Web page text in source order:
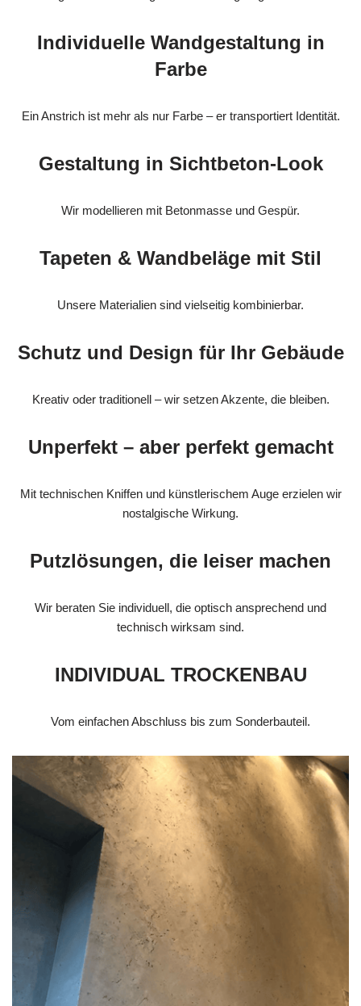
Individuelle Wandgestaltung in
Farbe
Ein Anstrich ist mehr als nur Farbe – er transportiert Identität.
Gestaltung in Sichtbeton-Look
Wir modellieren mit Betonmasse und Gespür.
Tapeten & Wandbeläge mit Stil
Unsere Materialien sind vielseitig kombinierbar.
Schutz und Design für Ihr Gebäude
Kreativ oder traditionell – wir setzen Akzente, die bleiben.
Unperfekt – aber perfekt gemacht
Mit technischen Kniffen und künstlerischem Auge erzielen wir
nostalgische Wirkung.
Putzlösungen, die leiser machen
Wir beraten Sie individuell, die optisch ansprechend und
technisch wirksam sind.
INDIVIDUAL TROCKENBAU
Vom einfachen Abschluss bis zum Sonderbauteil.